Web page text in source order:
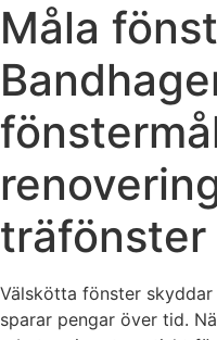
Måla
träfönster
Välskötta fönster
sparar pengar över tid.